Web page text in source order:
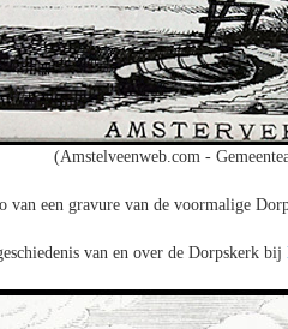
(Amstelveenweb.com -
van een gravure van de voormalige
van en over de Dorpskerk bij